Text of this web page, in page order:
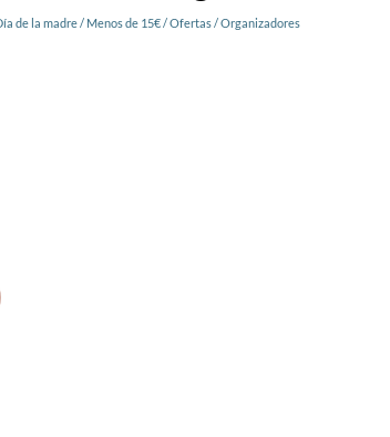
de la madre/ Menos de 15€/Ofertas/Organizadores